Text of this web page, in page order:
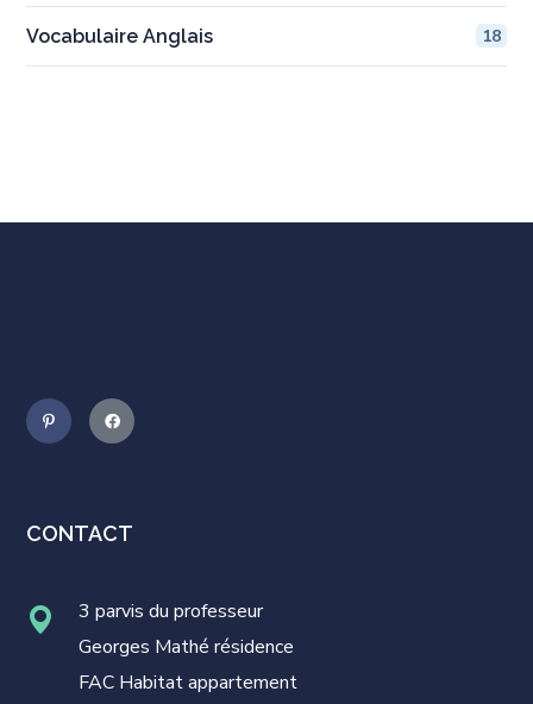
Vocabulaire Anglais 18
CONTACT
3 parvis du professeur
Georges Mathé résidence
FAC Habitat appartement